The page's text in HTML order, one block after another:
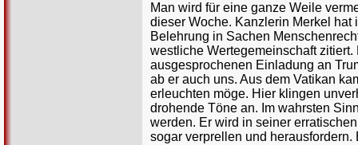
Man wird für eine ganze Weile
dieser Woche. Kanzlerin Merkel
Belehrung in Sachen
westliche Wertegemeinschaft
ausgesprochenen Einladung an
ab er auch uns. Aus dem Vatikan
erleuchten möge. Hier klingen
drohende Töne an. Im wahrsten
werden. Er wird in seiner
sogar verprellen und